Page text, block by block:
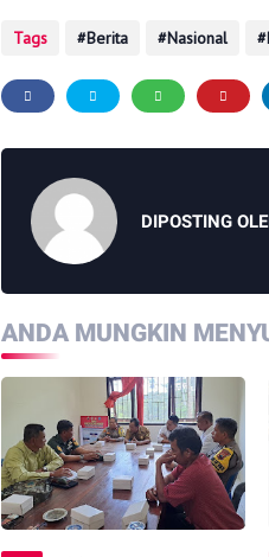
Tags Berita Nasional
DIPOSTING
ANDA MUNGKIN